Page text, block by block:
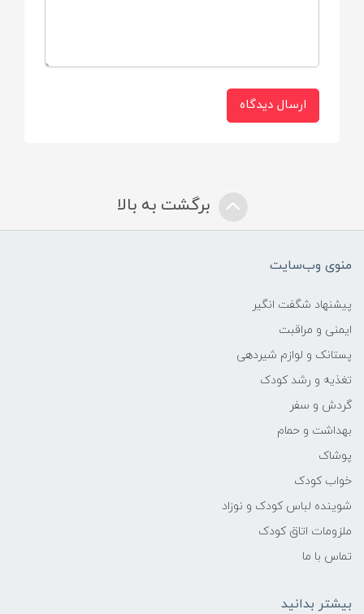
ارسال دیدگاه
برگشت به بالا
منوی وب‌سایت
پیشنهاد شگفت انگیر
ایمنی و مراقبت
پستانک و لوازم شیردهی
تغذیه و رشد کودک
گردش و سفر
بهداشت و حمام
پوشاک
خواب کودک
شوینده لباس کودک و نوزاد
ملزومات اتاق کودک
تماس با ما
بیشتر بدانید